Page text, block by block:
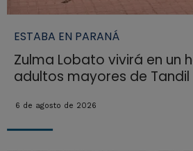
ESTABA EN PARANÁ
Zulma Lobato vivirá en un
adultos mayores de Tandil
6 de agosto de 2026